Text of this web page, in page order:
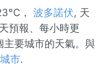
， 波多諾伏, 天
預報、每小時更
主要城市的天氣。與
市.